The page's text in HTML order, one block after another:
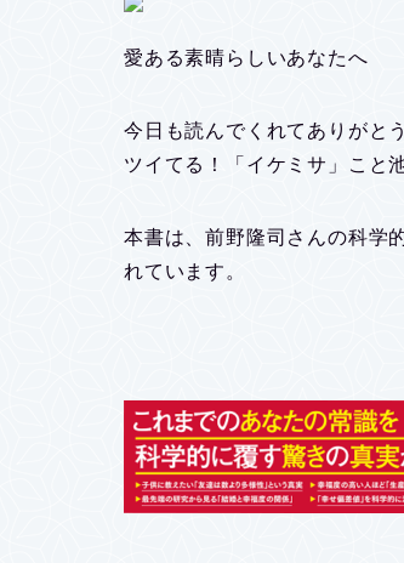
愛ある素晴らしいあなたへ
今日も読んでくれてありがと
ツイてる！「イケミサ」こと
本書は、前野隆司さんの科学
れています。